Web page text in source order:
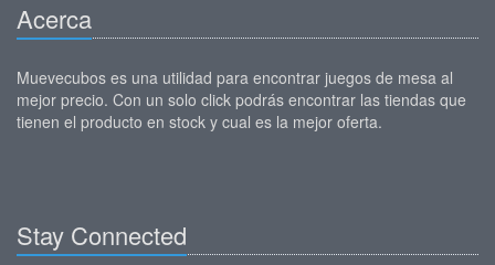
Acerca
Muevecubos es una utilidad para encontrar juegos de mesa al
mejor precio. Con un solo click podrás encontrar las tiendas que
tienen el producto en stock y cual es la mejor oferta.
Stay Connected